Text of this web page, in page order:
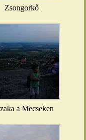
Zsongorkő
a Mecseken